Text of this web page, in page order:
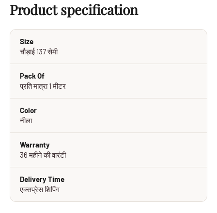
Product specification
Size
चौड़ाई 137 सेमी
Pack Of
प्रति मात्रा 1 मीटर
Color
नीला
Warranty
36 महीने की वारंटी
Delivery Time
एक्सप्रेस शिपिंग